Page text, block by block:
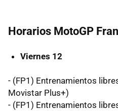
Horarios MotoGP
Viernes 12
- (FP1) Entrenamientos
Movistar Plus+)
- (FP1) Entrenamientos